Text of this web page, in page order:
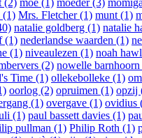
(1) Mrs. Fletcher (1) munt (1)
natalie goldberg (1) natalie
(1) nederlandse waarden (1)
(1) niveaulezen (1) noah
(2) nowelle
Time (1) ollekebolleke (1)
oorlog (2) opruimen (1) opzij
(1) overgave (1) ovidius
(1) paul bassett davies (1)
pullman (1) Philip Roth (1)